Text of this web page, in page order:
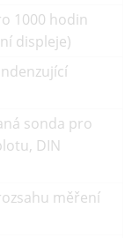
1000 hodin
displeje)
sonda pro
DIN
měření